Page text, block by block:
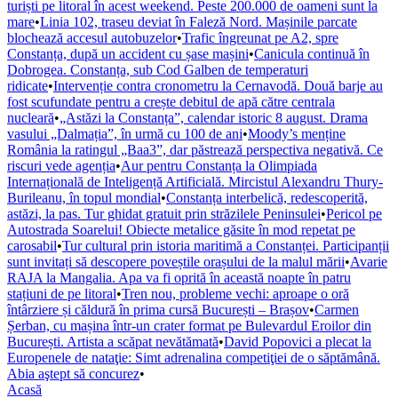
turiști pe litoral în acest weekend. Peste 200.000 de oameni sunt la
mare•Linia 102, traseu deviat în Faleză Nord. Mașinile parcate
blochează accesul autobuzelor•Trafic îngreunat pe A2, spre
Constanța, după un accident cu șase mașini•Canicula continuă în
Dobrogea. Constanța, sub Cod Galben de temperaturi
ridicate•Intervenție contra cronometru la Cernavodă. Două barje au
fost scufundate pentru a crește debitul de apă către centrala
nucleară•„Astăzi la Constanța”, calendar istoric 8 august. Drama
vasului „Dalmația”, în urmă cu 100 de ani•Moody’s menține
România la ratingul „Baa3”, dar păstrează perspectiva negativă. Ce
riscuri vede agenția•Aur pentru Constanța la Olimpiada
Internațională de Inteligență Artificială. Mircistul Alexandru Thury-
Burileanu, în topul mondial•Constanța interbelică, redescoperită,
astăzi, la pas. Tur ghidat gratuit prin străzilele Peninsulei•Pericol pe
Autostrada Soarelui! Obiecte metalice găsite în mod repetat pe
carosabil•Tur cultural prin istoria maritimă a Constanței. Participanții
sunt invitați să descopere poveștile orașului de la malul mării•Avarie
RAJA la Mangalia. Apa va fi oprită în această noapte în patru
stațiuni de pe litoral•Tren nou, probleme vechi: aproape o oră
întârziere și căldură în prima cursă București – Brașov•Carmen
Șerban, cu mașina într-un crater format pe Bulevardul Eroilor din
București. Artista a scăpat nevătămată•David Popovici a plecat la
Europenele de nataţie: Simt adrenalina competiţiei de o săptămână.
Abia aştept să concurez•
Acasă